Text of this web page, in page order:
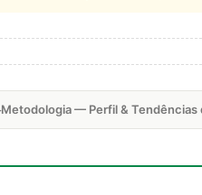
Metodologia — Perfil & Tendências